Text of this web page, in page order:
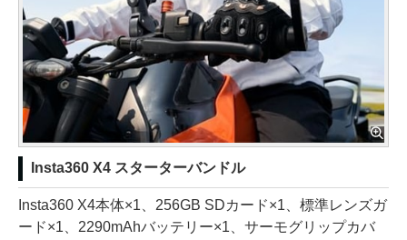
Insta360 X4 スターターバンドル
Insta360 X4本体×1、256GB SDカード×1、標準レンズガ
ード×1、2290mAhバッテリー×1、サーモグリップカバ